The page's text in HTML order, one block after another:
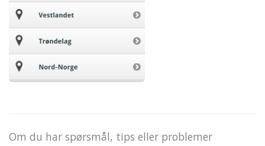
Om du har spørsmål, tips eller problemer